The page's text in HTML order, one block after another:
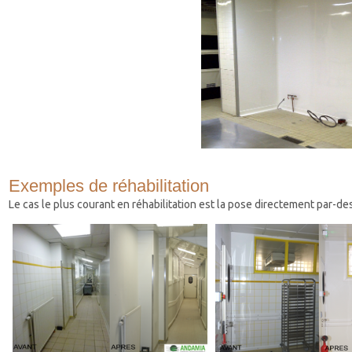
Exemples de réhabilitation
Le cas le plus courant en réhabilitation est la pose directement par-